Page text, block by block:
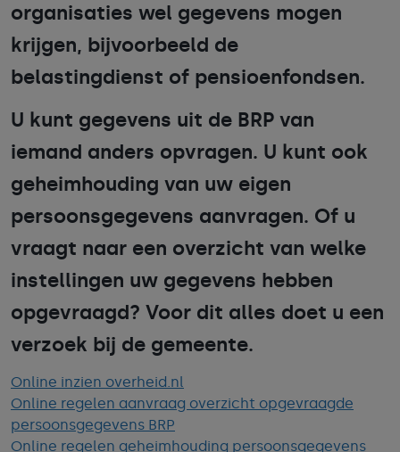
organisaties wel gegevens mogen
krijgen, bijvoorbeeld de
belastingdienst of pensioenfondsen.
U kunt gegevens uit de BRP van
iemand anders opvragen. U kunt ook
geheimhouding van uw eigen
persoonsgegevens aanvragen. Of u
vraagt naar een overzicht van welke
instellingen uw gegevens hebben
opgevraagd? Voor dit alles doet u een
verzoek bij de gemeente.
Online inzien overheid.nl
Online regelen aanvraag overzicht opgevraagde
persoonsgegevens BRP
Online regelen geheimhouding persoonsgegevens